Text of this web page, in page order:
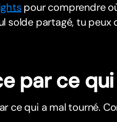
pour comprendre
solde partagé, tu
par ce
ce qui a mal tourné.